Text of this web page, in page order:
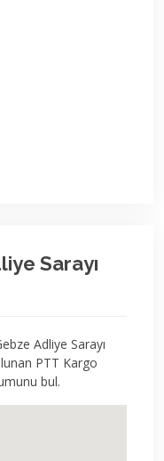
Sarayı
Adliye Sarayı
PTT Kargo
bul.